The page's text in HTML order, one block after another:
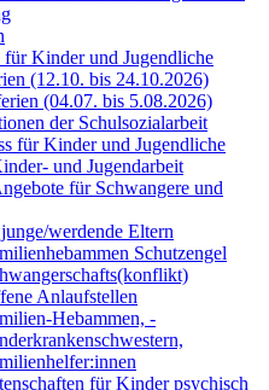
für Kinder und Jugendliche
(12.10. bis 24.10.2026)
(04.07. bis 5.08.2026)
der Schulsozialarbeit
für Kinder und Jugendliche
und Jugendarbeit
für Schwangere und
werdende Eltern
Schutzengel
Anlaufstellen
Hebammen, -
für Kinder psychisch